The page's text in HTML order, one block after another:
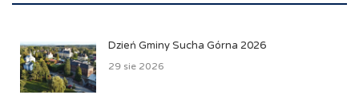
Dzień Gminy Sucha Górna 2026
29 sie 2026